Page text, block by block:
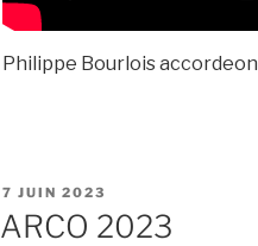
Philippe Bourlois accordeon
PUBLIÉ
LE
7 JUIN 2023
ARCO 2023